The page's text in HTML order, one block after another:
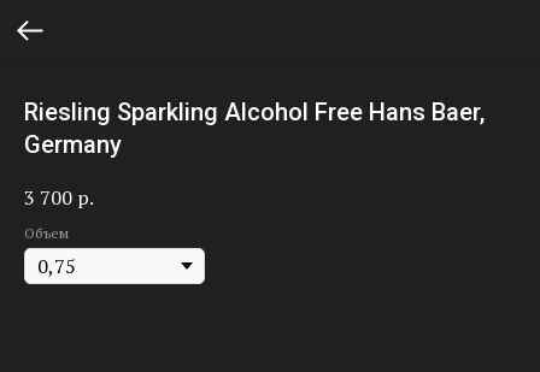
Riesling Sparkling Alcohol Free Hans Baer,
Germany
3 700 р.
Объем